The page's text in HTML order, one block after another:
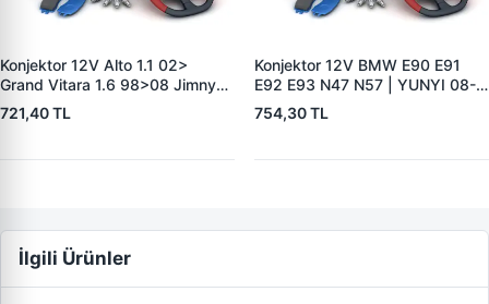
Konjektor 12V Alto 1.1 02>
Grand Vitara 1.6 98>08 Jimny
1.3 4WD 01> | YUNYI 06-116 |
OEM 3250066D00
721,40 TL
Konjektor 12V BMW E90 E91
E92 E93 N47 N57 | YUNYI 08-
058 | OEM 12317603776
12318510088
754,30 TL
İlgili Ürünler